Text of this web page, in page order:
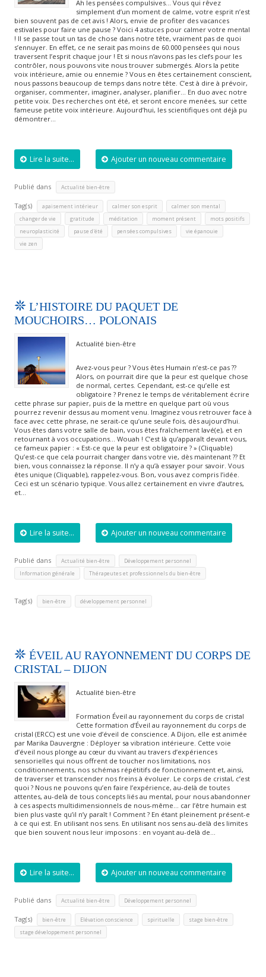
Ah les pensées compulsives… Vous qui rêvez
simplement d’un moment de calme, votre esprit n’est
bien souvent pas de cet avis ! Alors, envie de profiter des vacances
estivales pour faire une pause ? Voici 4 astuces pour calmer votre mental
! Il se passe tout un tas de chose dans notre tête, vraiment pas de quoi
s’ennuyer. En effet, ce ne serait pas moins de 60.000 pensées qui nous
traversent l’esprit chaque jour ! Et si nous n’avons pas les clefs pour les
contrôler, nous pouvons vite nous trouver submergés. Alors la petite
voix intérieure, amie ou ennemie ? Vous en êtes certainement conscient,
nous passons beaucoup de temps dans notre tête. C’est à dire à prévoir,
organiser, commenter, imaginer, analyser, planifier… En duo avec notre
petite voix. Des recherches ont été, et seront encore menées, sur cette
fameuse petite voix intérieure. Aujourd’hui, les scientifiques ont déjà pu
démontrer…
Lire la suite... Ajouter un nouveau commentaire
Publié dans Actualité bien-être
Tag(s) apaisement intérieur calmer son esprit calmer son mental
changer de vie gratitude méditation moment présent mots positifs
neuroplasticité pause d'été pensées compulsives vie épanouie
vie zen
L’HISTOIRE DU PAQUET DE
MOUCHOIRS… POLONAIS
Actualité bien-être
Avez-vous peur ? Vous êtes Humain n’est-ce pas ??
Alors, on pourrait dire que la peur est quelque chose
de normal, certes. Cependant, est-ce qu’elle est
obligatoire ? Prenez le temps de véritablement écrire
cette phrase sur papier, puis de la mettre en quelque part où vous
pourrez revenir dessus au moment venu. Imaginez vous retrouver face à
face avec cette phrase, ne serait-ce qu’une seule fois, dès aujourd’hui.
Vous êtes dans votre salle de bain, vous êtes fraîchement lavé(e), et en
retournant à vos occupations… Wouah ! C’est là qu’apparaît devant vous,
ce fameux papier : « Est-ce que la peur est obligatoire ? » (Cliquable)
Qu’est-ce que cela pourrait changer dans votre vie, dès maintenant ?? Et
bien, vous connaissez la réponse. Il n’y a qu’à essayer pour savoir. Vous
êtes unique (Cliquable), rappelez-vous. Bon, vous avez compris l’idée.
Ceci est un scénario typique. Vous allez certainement en vivre d’autres,
et…
Lire la suite... Ajouter un nouveau commentaire
Publié dans Actualité bien-être Développement personnel
Information générale Thérapeutes et professionnels du bien-être
Tag(s) bien-être développement personnel
ÉVEIL AU RAYONNEMENT DU CORPS DE
CRISTAL – DIJON
Actualité bien-être
Formation Éveil au rayonnement du corps de cristal
Cette formation d’Éveil au rayonnement du corps de
cristal (ERCC) est une voie d’éveil de conscience. A Dijon, elle est animée
par Marika Dauvergne : Déployer sa vibration intérieure. Cette voie
d’éveil nous plonge au cœur du vivant au travers d’expériences
sensorielles qui nous offrent de toucher nos limitations, nos
conditionnements, nos schémas répétitifs de fonctionnement et, ainsi,
de traverser et transcender nos freins à évoluer. Le corps de cristal, c’est
quoi ? Nous ne pouvons qu’en faire l’expérience, au-delà de toutes
attentes, au-delà de tous concepts liés au mental, pour nous abandonner
à ces aspects multidimensionnels de nous-même… car l’être humain est
bien plus vaste qu’il n’y paraît ! Comment ? En étant pleinement présent-e
à ce qui est. En utilisant nos sens. En utilisant nos sens au-delà des limites
que bien souvent nous leur imposons : en voyant au-delà de…
Lire la suite... Ajouter un nouveau commentaire
Publié dans Actualité bien-être Développement personnel
Tag(s) bien-être Elévation conscience spirituelle stage bien-être
stage développement personnel